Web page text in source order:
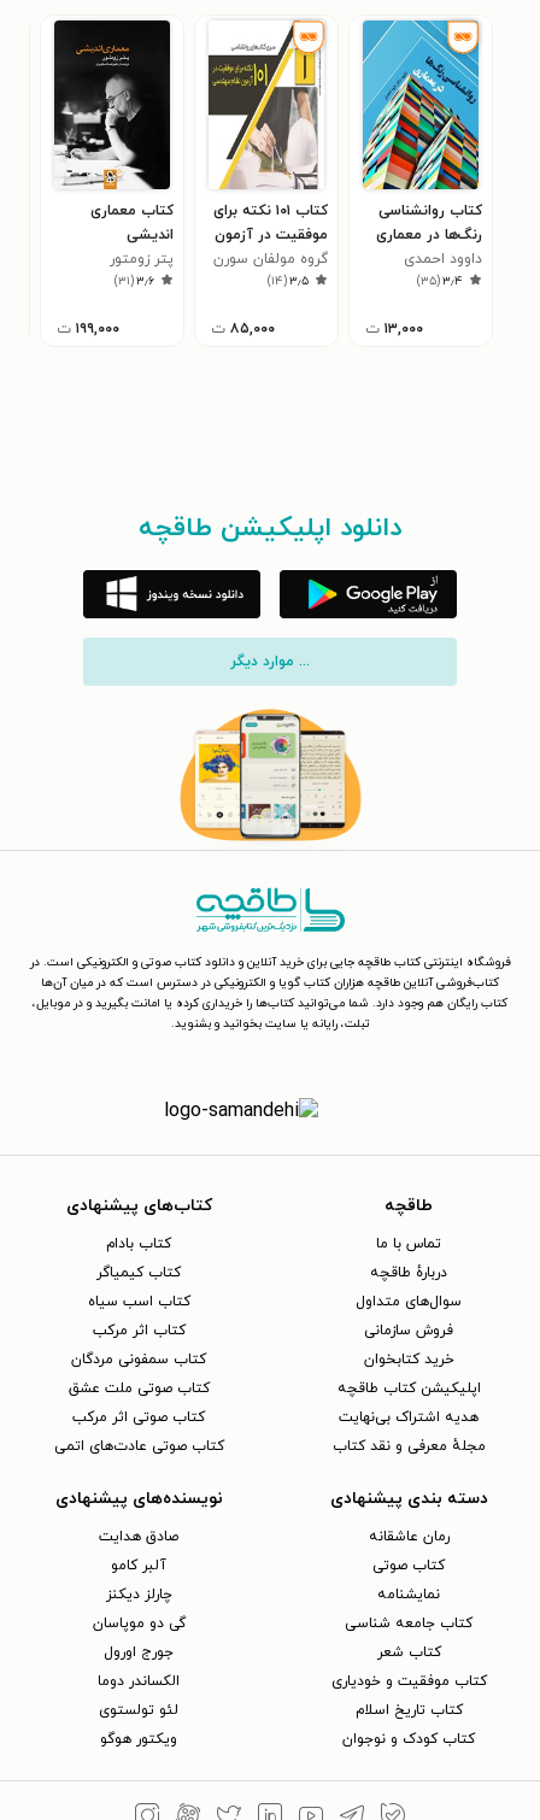
کتاب روانشناسی
رنگ‌ها در معماری
داوود احمدی
۳٫۴(۳۵)
۱۳,۰۰۰ ت
کتاب ۱۰۱ نکته برای
موفقیت در آزمون
نظام مهندسی
گروه مولفان سورن
۳٫۵(۱۴)
۸۵,۰۰۰ ت
کتاب معماری
اندیشی
پتر زومتور
۳٫۶(۳۱)
۱۹۹,۰۰۰ ت
دانلود اپلیکیشن طاقچه
... موارد دیگر
فروشگاه اینترنتی کتاب طاقچه جایی برای خرید آنلاین و دانلود کتاب صوتی و الکترونیکی است. در
کتاب‌فروشی آنلاین طاقچه هزاران کتاب گویا و الکترونیکی در دسترس است که در میان آن‌ها
کتاب رایگان هم وجود دارد. شما می‌توانید کتاب‌ها را خریداری کرده یا امانت بگیرید و در موبایل،
تبلت، رایانه یا سایت بخوانید و بشنوید.
طاقچه
تماس با ما
دربارهٔ طاقچه
سوال‌های متداول
فروش سازمانی
خرید کتابخوان
اپلیکیشن کتاب طاقچه
هدیه اشتراک بی‌نهایت
مجلهٔ معرفی و نقد کتاب
کتاب‌های پیشنهادی
کتاب بادام
کتاب کیمیاگر
کتاب اسب سیاه
کتاب اثر مرکب
کتاب سمفونی مردگان
کتاب صوتی ملت عشق
کتاب صوتی اثر مرکب
کتاب صوتی عادت‌های اتمی
دسته بندی پیشنهادی
رمان عاشقانه
کتاب‌ صوتی
نمایشنامه
کتاب جامعه شناسی
کتاب شعر
کتاب موفقیت و خودیاری
کتاب تاریخ اسلام
کتاب کودک و نوجوان
نویسنده‌های پیشنهادی
صادق هدایت
آلبر کامو
چارلز دیکنز
گی دو موپاسان
جورج اورول
الکساندر دوما
لئو تولستوی
ویکتور هوگو